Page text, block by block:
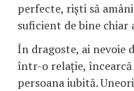
perfecte, riști să
suficient de bine chiar
În dragoste, ai nevoie
într-o relație,
persoana iubită.